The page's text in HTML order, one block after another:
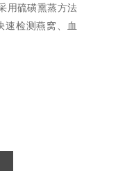
用硫磺熏蒸方法
速检测燕窝、血